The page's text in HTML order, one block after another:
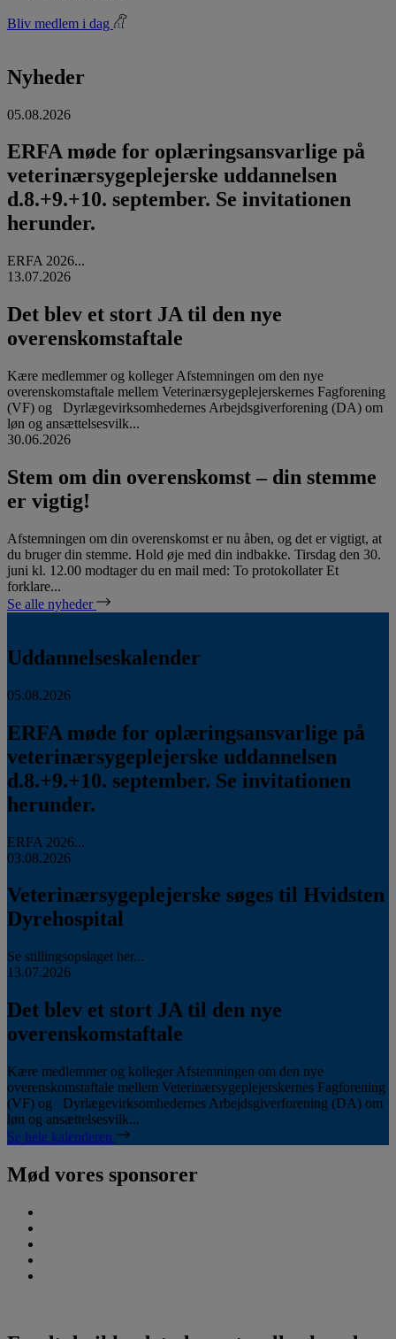
Bliv medlem i dag
Nyheder
05.08.2026
ERFA møde for oplæringsansvarlige på
veterinærsygeplejerske uddannelsen
d.8.+9.+10. september. Se invitationen
herunder.
ERFA 2026...
13.07.2026
Det blev et stort JA til den nye
overenskomstaftale
Kære medlemmer og kolleger Afstemningen om den nye
overenskomstaftale mellem Veterinærsygeplejerskernes Fagforening
(VF) og Dyrlægevirksomhedernes Arbejdsgiverforening (DA) om
løn og ansættelsesvilk...
30.06.2026
Stem om din overenskomst – din stemme
er vigtig!
Afstemningen om din overenskomst er nu åben, og det er vigtigt, at
du bruger din stemme. Hold øje med din indbakke. Tirsdag den 30.
juni kl. 12.00 modtager du en mail med: To protokollater Et
forklare...
Se alle nyheder
Uddannelseskalender
05.08.2026
ERFA møde for oplæringsansvarlige på
veterinærsygeplejerske uddannelsen
d.8.+9.+10. september. Se invitationen
herunder.
ERFA 2026...
03.08.2026
Veterinærsygeplejerske søges til Hvidsten
Dyrehospital
Se stillingsopslaget her...
13.07.2026
Det blev et stort JA til den nye
overenskomstaftale
Kære medlemmer og kolleger Afstemningen om den nye
overenskomstaftale mellem Veterinærsygeplejerskernes Fagforening
(VF) og Dyrlægevirksomhedernes Arbejdsgiverforening (DA) om
løn og ansættelsesvilk...
Se hele kalenderen
Mød vores sponsorer